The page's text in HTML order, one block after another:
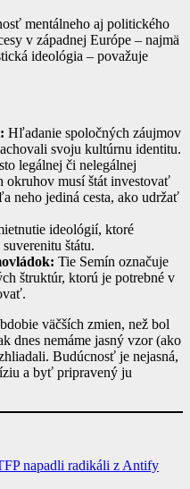
mentálneho aj politického
v západnej Európe – najmä
ideológia – považuje
Hľadanie spoločných záujmov
svoju kultúrnu identitu.
legálnej či nelegálnej
musí štát investovať
neho jediná cesta, ako udržať
ideológií, ktoré
štátu.
Tie Semín označuje
štruktúr, ktorú je potrebné v
väčších zmien, než bol
dnes nemáme jasný vzor (ako
Budúcnosť je nejasná,
a byť pripravený ju
napadli radikáli z Antify